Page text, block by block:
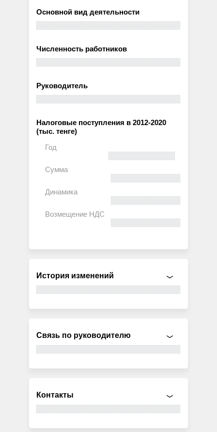
Основной вид деятельности
Численность работников
Руководитель
Налоговые поступления в 2012-2020
(тыс. тенге)
История изменений
Связь по руководителю
Контакты